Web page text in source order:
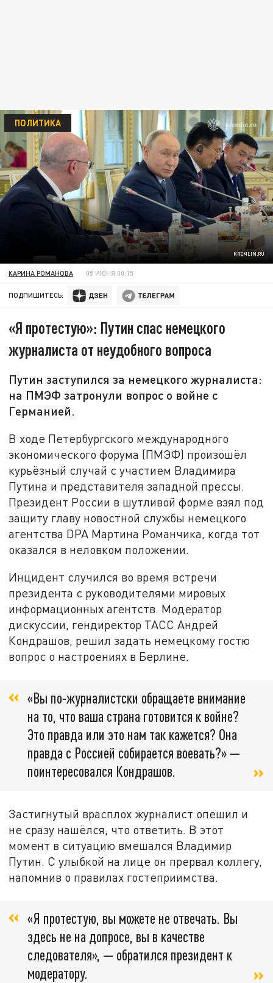
KREMLIN.RU
ПОЛИТИКА
КАРИНА РОМАНОВА 05 ИЮНЯ 00:15
ПОДПИШИТЕСЬ:
«Я протестую»: Путин спас немецкого
журналиста от неудобного вопроса
Путин заступился за немецкого журналиста:
на ПМЭФ затронули вопрос о войне с
Германией.
В ходе Петербургского международного
экономического форума (ПМЭФ) произошёл
курьёзный случай с участием Владимира
Путина и представителя западной прессы.
Президент России в шутливой форме взял под
защиту главу новостной службы немецкого
агентства DPA Мартина Романчика, когда тот
оказался в неловком положении.
Инцидент случился во время встречи
президента с руководителями мировых
информационных агентств. Модератор
дискуссии, гендиректор ТАСС Андрей
Кондрашов, решил задать немецкому гостю
вопрос о настроениях в Берлине.
«Вы по-журналистски обращаете внимание
на то, что ваша страна готовится к войне?
Это правда или это нам так кажется? Она
правда с Россией собирается воевать?» —
поинтересовался Кондрашов.
Застигнутый врасплох журналист опешил и
не сразу нашёлся, что ответить. В этот
момент в ситуацию вмешался Владимир
Путин. С улыбкой на лице он прервал коллегу,
напомнив о правилах гостеприимства.
«Я протестую, вы можете не отвечать. Вы
здесь не на допросе, вы в качестве
следователя», — обратился президент к
модератору.